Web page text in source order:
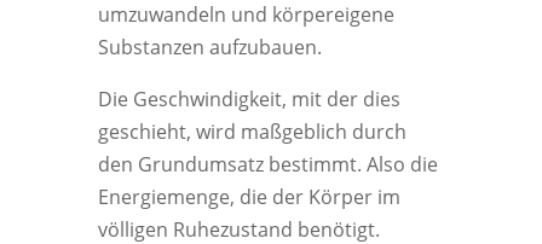
umzuwandeln und körpereigene
Substanzen aufzubauen.
Die Geschwindigkeit, mit der dies
geschieht, wird maßgeblich durch
den Grundumsatz bestimmt. Also die
Energiemenge, die der Körper im
völligen Ruhezustand benötigt.